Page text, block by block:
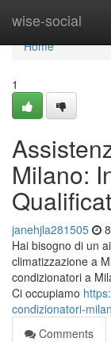
wise-social
Home
Home
1
Milano:
janehjla281505
Hai bisogno di un
climatizzazione a
condizionatori a
Ci occupiamo
condizionatori-
Comments